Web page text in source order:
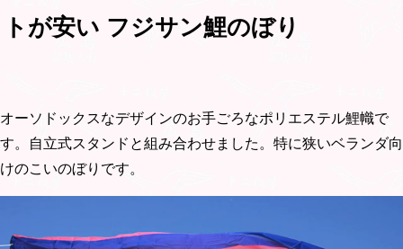
トが安い フジサン鯉のぼり
オーソドックスなデザインのお手ごろなポリエステル鯉幟で
す。自立式スタンドと組み合わせました。特に狭いベランダ向
けのこいのぼりです。